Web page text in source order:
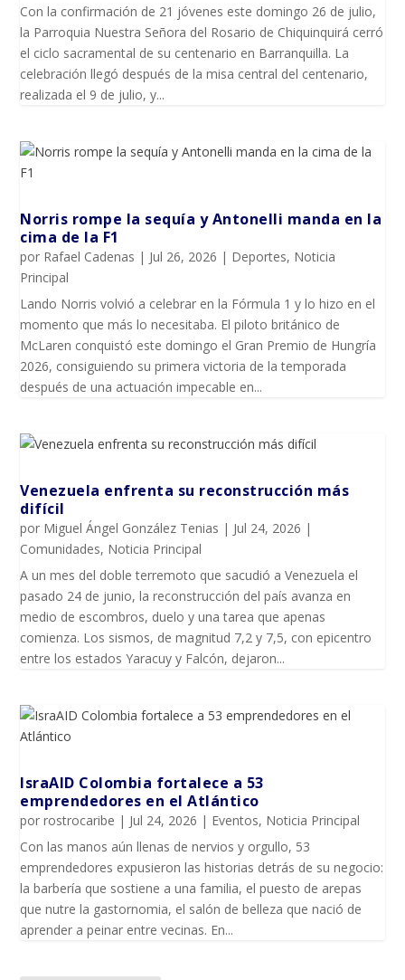
Con la confirmación de 21 jóvenes este domingo 26 de julio,
la Parroquia Nuestra Señora del Rosario de Chiquinquirá cerró
el ciclo sacramental de su centenario en Barranquilla. La
celebración llegó después de la misa central del centenario,
realizada el 9 de julio, y...
Norris rompe la sequía y Antonelli manda en la
cima de la F1
por Rafael Cadenas | Jul 26, 2026 | Deportes, Noticia
Principal
Lando Norris volvió a celebrar en la Fórmula 1 y lo hizo en el
momento que más lo necesitaba. El piloto británico de
McLaren conquistó este domingo el Gran Premio de Hungría
2026, consiguiendo su primera victoria de la temporada
después de una actuación impecable en...
Venezuela enfrenta su reconstrucción más
difícil
por Miguel Ángel González Tenias | Jul 24, 2026 |
Comunidades, Noticia Principal
A un mes del doble terremoto que sacudió a Venezuela el
pasado 24 de junio, la reconstrucción del país avanza en
medio de escombros, duelo y una tarea que apenas
comienza. Los sismos, de magnitud 7,2 y 7,5, con epicentro
entre los estados Yaracuy y Falcón, dejaron...
IsraAID Colombia fortalece a 53
emprendedores en el Atlántico
porrostrocaribe | Jul 24, 2026 | Eventos, Noticia Principal
Con las manos aún llenas de nervios y orgullo, 53
emprendedores expusieron las historias detrás de su negocio:
la barbería que sostiene a una familia, el puesto de arepas
que nutre la gastornomia, el salón de belleza que nació de
aprender a peinar entre vecinas. En...